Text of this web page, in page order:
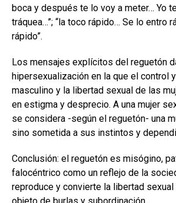
boca y después te lo voy a meter… Yo
tráquea…”; “la toco rápido… Se lo entro
rápido”.
Los mensajes explícitos del reguetón
hipersexualización en la que el control
masculino y la libertad sexual de las
en estigma y desprecio. A una mujer
se considera -según el reguetón- una
sino sometida a sus instintos y
Conclusión: el reguetón es misógino,
falocéntrico como un reflejo de la
reproduce y convierte la libertad